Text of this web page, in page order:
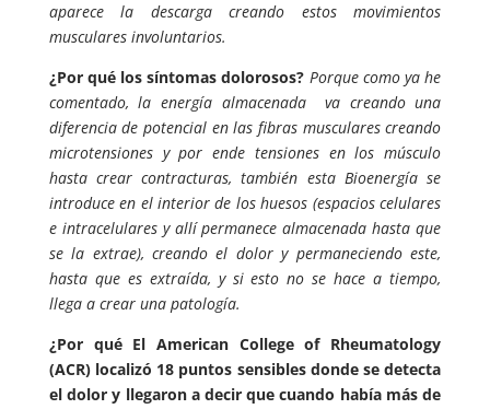
aparece la descarga creando estos movimientos
musculares involuntarios.
¿Por qué los síntomas dolorosos? Porque como ya he
comentado, la energía almacenada va creando una
diferencia de potencial en las fibras musculares creando
microtensiones y por ende tensiones en los músculo
hasta crear contracturas, también esta Bioenergía se
introduce en el interior de los huesos (espacios celulares
e intracelulares y allí permanece almacenada hasta que
se la extrae), creando el dolor y permaneciendo este,
hasta que es extraída, y si esto no se hace a tiempo,
llega a crear una patología.
¿Por qué El American College of Rheumatology
(ACR) localizó 18 puntos sensibles donde se detecta
el dolor y llegaron a decir que cuando había más de